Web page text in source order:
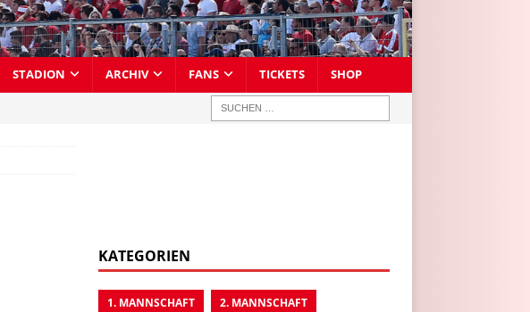
STADION ARCHIV FANS TICKETS SHOP
KATEGORIEN
1. MANNSCHAFT 2. MANNSCHAFT